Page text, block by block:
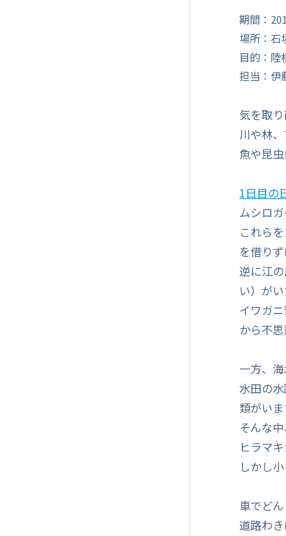
期間：
場所：石
目的：陸
担当：伊
気を取
川や林、
魚や昆
1日目の
ムシロ
これら
を借り
逆に江
い）がい
イワガ
から不思
一方、
水田の
類がい
そんな
ヒラマ
しかし
車でど
道路わ